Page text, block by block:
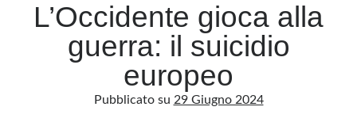
L’Occidente gioca alla
guerra: il suicidio
europeo
Pubblicato su 29 Giugno 2024